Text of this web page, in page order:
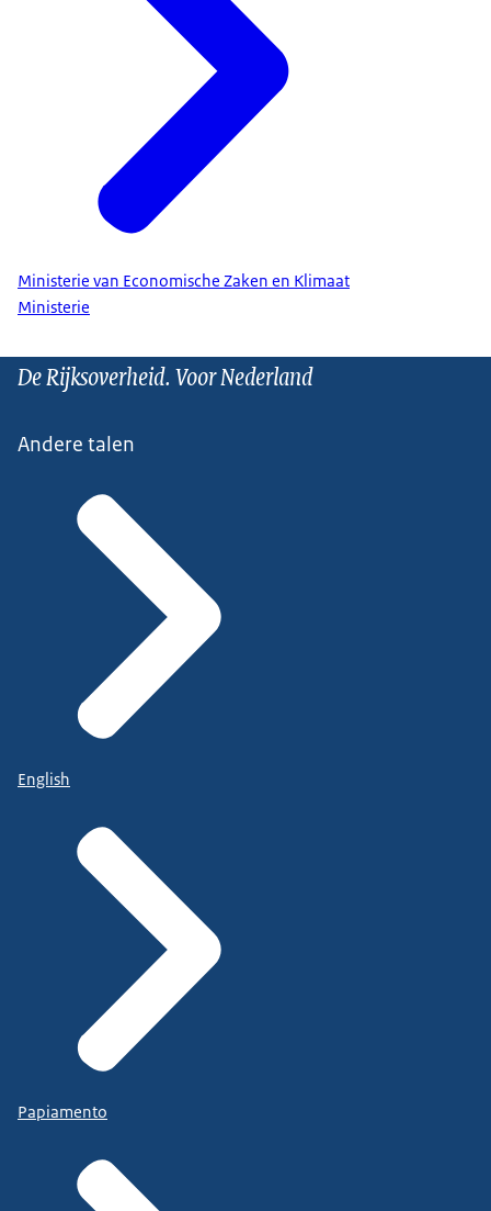
Ministerie van Economische Zaken en Klimaat
Ministerie
De Rijksoverheid. Voor Nederland
Andere talen
English
Papiamento